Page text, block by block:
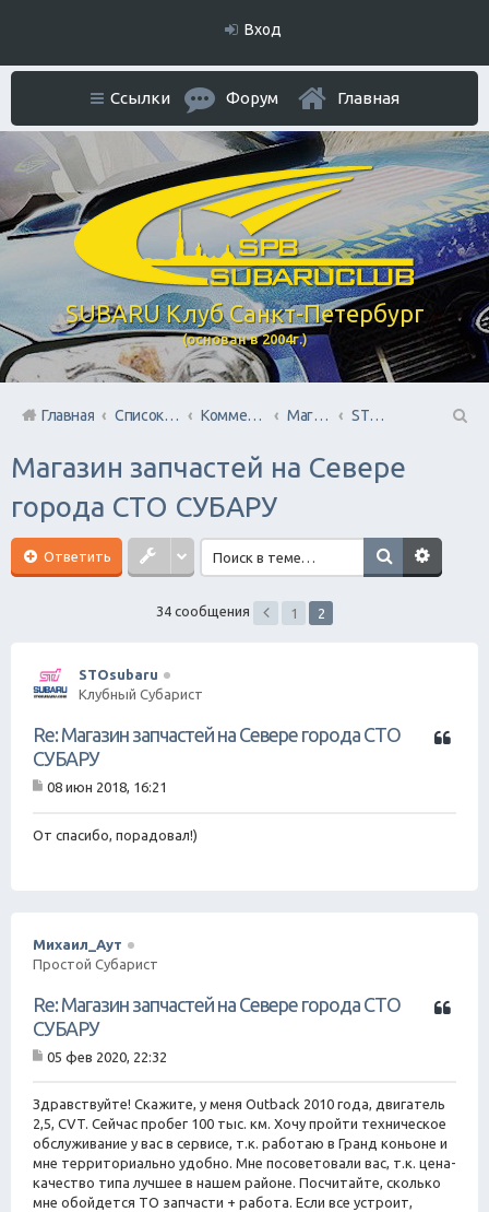
Вход
SUBARU Клуб Санкт-Петербург
(основан в 2004г.)
Ссылки Форум Главная
Главная Список форумов Коммерческий Отдел. Официальное расположение платной РЕКЛАМЫ. Магазины запчастей
STOsubaru.COM Интернет-магазин (на Севере Города)
Магазин запчастей на Севере
города СТО СУБАРУ
Ответить
34 сообщения 1 2
STOsubaru
Клубный Субарист
Ц
Re: Магазин запчастей на Севере города СТО
СУБАРУ
о
08 июн 2018, 16:21
От спасибо, порадовал!)
Михаил_Аут
Простой Субарист
Ц
а
Re: Магазин запчастей на Севере города СТО
СУБАРУ
о
б
щ
е
н
и
е
05 фев 2020, 22:32
Здравствуйте! Скажите, у меня Outback 2010 года, двигатель
2,5, CVT. Сейчас пробег 100 тыс. км. Хочу пройти техническое
обслуживание у вас в сервисе, т.к. работаю в Гранд коньоне и
мне территориально удобно. Мне посоветовали вас, т.к. цена-
качество типа лучшее в нашем районе. Посчитайте, сколько
мне обойдется ТО запчасти + работа. Если все устроит,